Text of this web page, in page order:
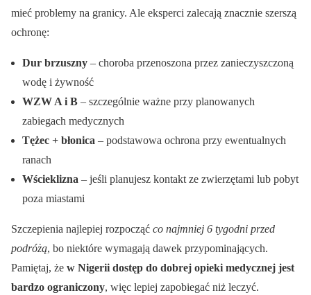
mieć problemy na granicy. Ale eksperci zalecają znacznie szerszą
ochronę:
Dur brzuszny – choroba przenoszona przez zanieczyszczoną
wodę i żywność
WZW A i B – szczególnie ważne przy planowanych
zabiegach medycznych
Tężec + błonica – podstawowa ochrona przy ewentualnych
ranach
Wścieklizna – jeśli planujesz kontakt ze zwierzętami lub pobyt
poza miastami
Szczepienia najlepiej rozpocząć co najmniej 6 tygodni przed
podróżą, bo niektóre wymagają dawek przypominających.
Pamiętaj, że w Nigerii dostęp do dobrej opieki medycznej jest
bardzo ograniczony, więc lepiej zapobiegać niż leczyć.